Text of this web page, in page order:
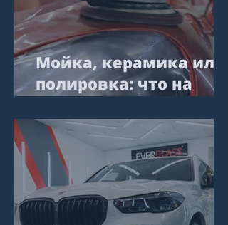
Мойка, керамика или
полировка: что на
внешний вид
автомобиля в
долгосрочной
перспективе